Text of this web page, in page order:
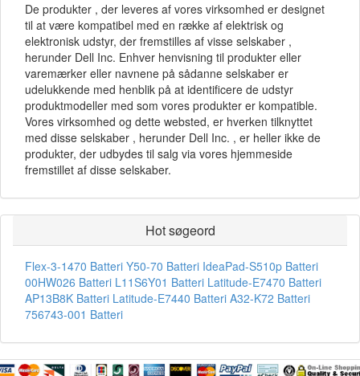
De produkter , der leveres af vores virksomhed er designet
til at være kompatibel med en række af elektrisk og
elektronisk udstyr, der fremstilles af visse selskaber ,
herunder Dell Inc. Enhver henvisning til produkter eller
varemærker eller navnene på sådanne selskaber er
udelukkende med henblik på at identificere de udstyr
produktmodeller med som vores produkter er kompatible.
Vores virksomhed og dette websted, er hverken tilknyttet
med disse selskaber , herunder Dell Inc. , er heller ikke de
produkter, der udbydes til salg via vores hjemmeside
fremstillet af disse selskaber.
Hot søgeord
Flex-3-1470 Batteri Y50-70 Batteri IdeaPad-S510p Batteri
00HW026 Batteri L11S6Y01 Batteri Latitude-E7470 Batteri
AP13B8K Batteri Latitude-E7440 Batteri A32-K72 Batteri
756743-001 Batteri